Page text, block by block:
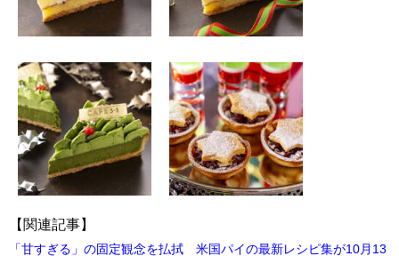
【関連記事】
「甘すぎる」の固定観念を払拭 米国パイの最新レシピ集が10月13